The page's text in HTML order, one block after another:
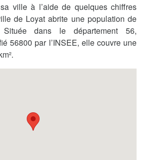
ville à l’aide de quelques chiffres
de Loyat abrite une population de
Située dans le département 56,
56800 par l’INSEE, elle couvre une